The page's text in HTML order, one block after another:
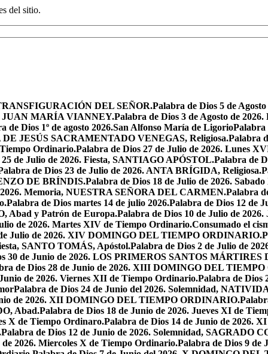
del sitio.
DEL SEÑOR.Palabra de Dios 5 de
JUAN MARÍA VIANNEY.Palabra de Dios 3 de Agosto de
de Dios 1º de agosto 2026.San Alfonso María de LigorioPalabra
JESÚS SACRAMENTADO VENEGAS, Religiosa.Palabra
Ordinario.Palabra de Dios 27 de Julio de 2026. Lunes
de Julio de 2026. Fiesta, SANTIAGO APÓSTOL.Palabra de
de Dios 23 de Julio de 2026. ANTA BRÍGIDA, Religiosa.
DE BRÍNDIS.Palabra de Dios 18 de Julio de 2026.
2026. Memoria, NUESTRA SEÑORA DEL CARMEN.Palabra
Palabra de Dios martes 14 de julio 2026.Palabra de Dios 12 de
Abad y Patrón de Europa.Palabra de Dios 10 de Julio de
de 2026. Martes XIV de Tiempo Ordinario.Consumado el
Julio de 2026. XIV DOMINGO DEL TIEMPO ORDINARIO.
SANTO TOMÁS, Apóstol.Palabra de Dios 2 de Julio de
30 de Junio de 2026. LOS PRIMEROS SANTOS
de Dios 28 de Junio de 2026. XIII DOMINGO DEL
de 2026. Viernes XII de Tiempo Ordinario.Palabra de Dios
Palabra de Dios 24 de Junio del 2026. Solemnidad,
de 2026. XII DOMINGO DEL TIEMPO ORDINARIO.
Abad.Palabra de Dios 18 de Junio de 2026. Jueves XI de
X de Tiempo Ordinaro.Palabra de Dios 14 de Junio de
Palabra de Dios 12 de Junio de 2026. Solemnidad, SAGRADO
2026. Miercoles X de Tiempo Ordinario.Palabra de Dios 9 de